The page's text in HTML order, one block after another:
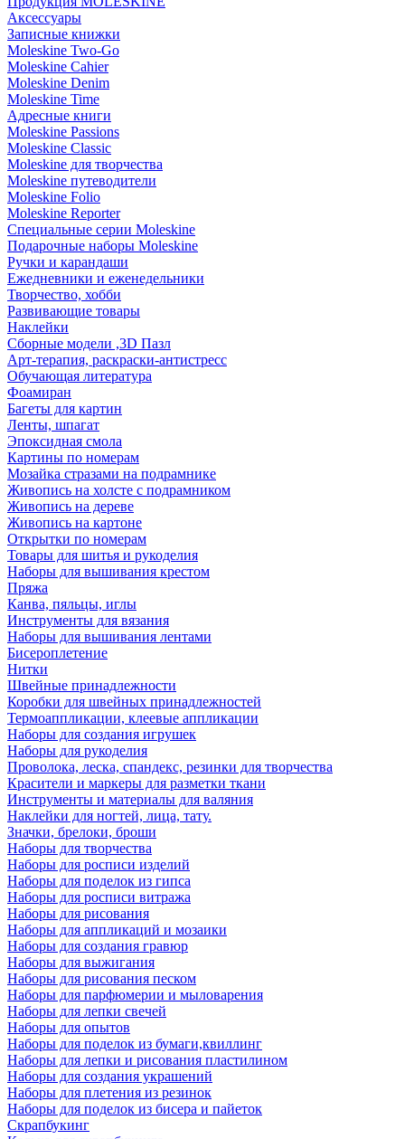
Аксессуары
Записные книжки
Moleskine Two-Go
Moleskine Cahier
Moleskine Denim
Moleskine Time
Адресные книги
Moleskine Passions
Moleskine Classic
Moleskine для творчества
Moleskine путеводители
Moleskine Folio
Moleskine Reporter
Специальные серии Moleskine
Подарочные наборы Moleskine
Ручки и карандаши
Ежедневники и еженедельники
Творчество, хобби
Развивающие товары
Наклейки
Сборные модели ,3D Пазл
Арт-терапия, раскраски-антистресс
Обучающая литература
Фоамиран
Багеты для картин
Ленты, шпагат
Эпоксидная смола
Картины по номерам
Мозайка стразами на подрамнике
Живопись на холсте с подрамником
Живопись на дереве
Живопись на картоне
Открытки по номерам
Товары для шитья и рукоделия
Наборы для вышивания крестом
Пряжа
Канва, пяльцы, иглы
Инструменты для вязания
Наборы для вышивания лентами
Бисероплетение
Нитки
Швейные принадлежности
Коробки для швейных принадлежностей
Термоаппликации, клеевые аппликации
Наборы для создания игрушек
Наборы для рукоделия
Проволока, леска, спандекс, резинки для творчества
Красители и маркеры для разметки ткани
Инструменты и материалы для валяния
Наклейки для ногтей, лица, тату.
Значки, брелоки, броши
Наборы для творчества
Наборы для росписи изделий
Наборы для поделок из гипса
Наборы для росписи витража
Наборы для рисования
Наборы для аппликаций и мозаики
Наборы для создания гравюр
Наборы для выжигания
Наборы для рисования песком
Наборы для парфюмерии и мыловарения
Наборы для лепки свечей
Наборы для опытов
Наборы для поделок из бумаги,квиллинг
Наборы для лепки и рисования пластилином
Наборы для создания украшений
Наборы для плетения из резинок
Наборы для поделок из бисера и пайеток
Скрапбукинг